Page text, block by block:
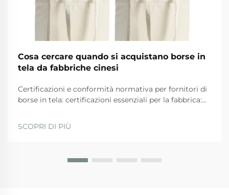
Cosa cercare quando si acquistano borse in
tela da fabbriche cinesi
Certificazioni e conformità normativa per fornitori di
borse in tela: certificazioni essenziali per la fabbrica:
effettivamente garantiscono. Quando si valutano i
SCOPRI DI PIÙ